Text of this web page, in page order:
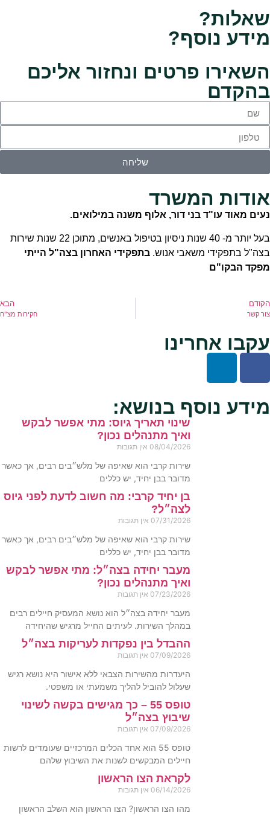
שאלות?
מידע נוסף?
השאירו פרטים ונחזור אליכם
בהקדם
שליחה
אודות המשרד
נעים מאוד עו"ד בני דור, אלוף משנה במילואים.
בעל יותר מ- 40 שנות ניסיון בטיפול באנשים, מתוכן 22 שנות שירות
בצה"ל בתפקידי משאבי אנוש. בתפקידי האחרון בצה"ל הייתי
מפקד הבקו"ם
הקודם
צור קשר
הבא
חקירות מצ"ח
עקבו אחרינו
מידע נוסף בנושא:
שינוי תאריך גיוס: מתי אפשר לבקש
ואיך מתנהלים נכון?
08/04/2026 אין תגובות
שירות קרבי הוא שאיפה של מלש״בים רבים, אך כאשר
מדובר בבן יחיד, יש כללים
בן יחיד קרבי: מה חשוב לדעת לפני גיוס
לצה״ל?
07/31/2026 אין תגובות
שירות קרבי הוא שאיפה של מלש״בים רבים, אך כאשר
מדובר בבן יחיד, יש כללים
מעבר יחידה בצה״ל: מתי אפשר לבקש
ואיך מתנהלים נכון?
07/23/2026 אין תגובות
מעבר יחידה בצה״ל הוא נושא המעסיק חיילים רבים
במהלך השירות. לעיתים החייל מרגיש שהיחידה
ההבדל בין נפקדות לעריקות בצה״ל
07/09/2026 אין תגובות
היעדרות מהשירות הצבאי ללא אישור היא נושא רגיש
שעלול להוביל להליך משמעתי או משפטי.
טופס 55 – כך מגישים בקשה לשינוי
שיבוץ בצה״ל
07/09/2026 אין תגובות
טופס 55 הוא אחד הכלים המרכזיים שעומדים לרשות
חיילים המבקשים לשנות את השיבוץ שלהם
לקראת הצו הראשון
06/14/2026 אין תגובות
מהו הצו הראשון? הצו הראשון הוא השלב הראשון